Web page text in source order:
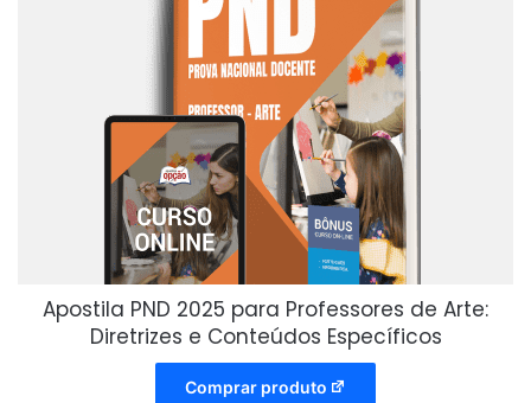
Apostila PND 2025 para Professores de Arte:
Diretrizes e Conteúdos Específicos
Comprar produto